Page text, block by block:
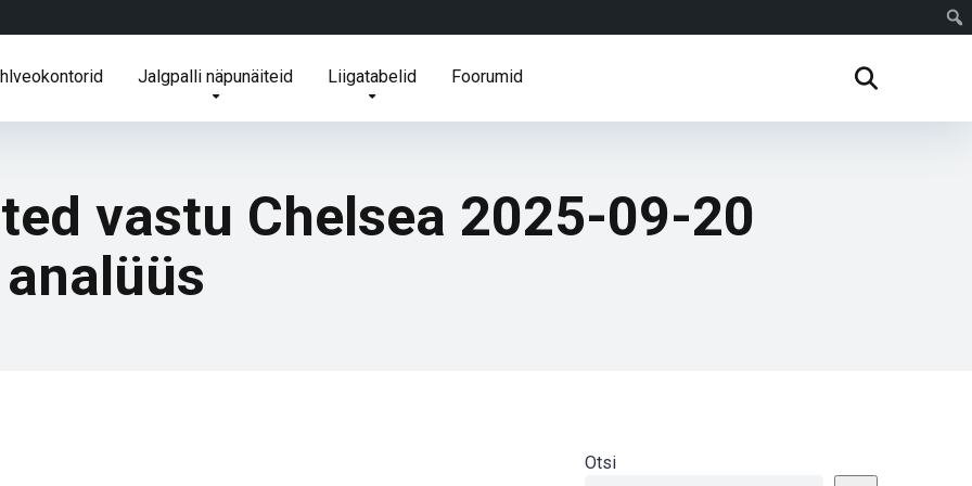
Jalgpalli näpunäiteid Liigatabelid Foorumid
vastu Chelsea 2025-09-20
Otsi